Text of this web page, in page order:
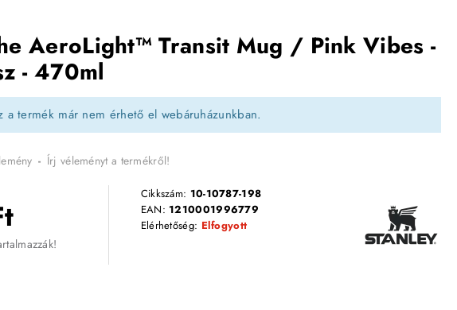
AeroLight™ Transit Mug / Pink Vibes -
- 470ml
a termék már nem érhető el webáruházunkban.
- Írj véleményt a termékről!
Cikkszám: 10-10787-198
EAN:1210001996779
Elérhetőség: Elfogyott